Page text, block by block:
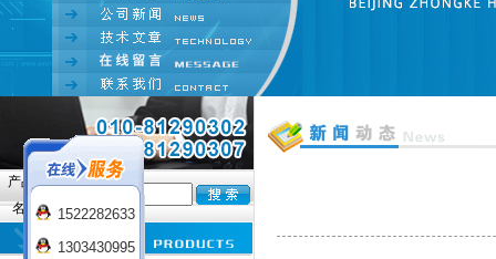
产品
名:
1522282633
1303430995